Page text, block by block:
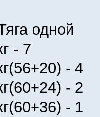
одной
- 7
- 4
- 2
- 1